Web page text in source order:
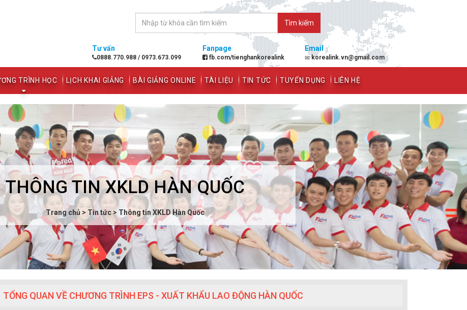
Tư vấn
0888.770.988 /0973.673.099
Fanpage
fb.com/tienghankorealink
Email
korealink.vn@gmail.com
TRÌNH HỌC LỊCH KHAI GIẢNG BÀI GIẢNG ONLINE TÀI LIỆU TIN TỨC TUYỂN DỤNG LIÊN HỆ
THÔNG TIN XKLD HÀN QUỐC
Trang chủ > Tin tức > Thông tin XKLD Hàn Quốc
TỔNG QUAN VỀ CHƯƠNG TRÌNH EPS - XUẤT KHẨU LAO ĐỘNG HÀN QUỐC